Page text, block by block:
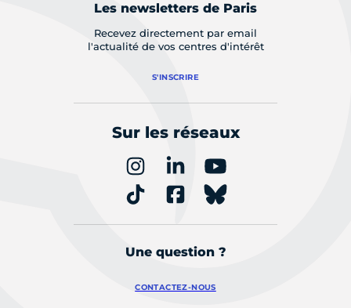
Les newsletters de Paris
Recevez directement par email
l'actualité de vos centres d'intérêt
S'INSCRIRE
Sur les réseaux
Une question ?
CONTACTEZ-NOUS